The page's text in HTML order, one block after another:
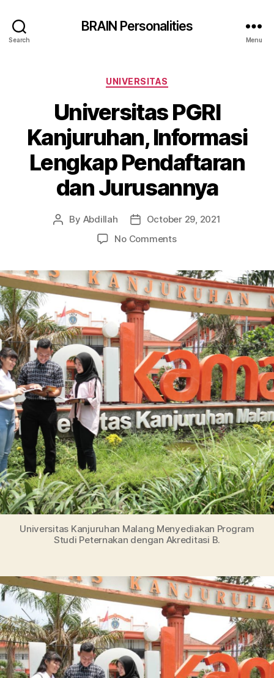
Search
BRAIN Personalities
Menu
Categories
UNIVERSITAS
Universitas PGRI
Kanjuruhan, Informasi
Lengkap Pendaftaran
dan Jurusannya
Post
By Abdillah
PostOctober 29, 2021
No Commentson
Kanjuruhan,
Informasi
Lengkap
Pendaftaran
dan
Jurusannya
Universitas Kanjuruhan Malang Menyediakan Program
Studi Peternakan dengan Akreditasi B.